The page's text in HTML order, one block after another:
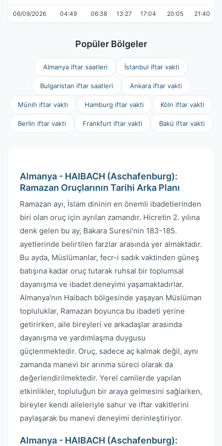
06/09/2026 04:49 06:38 13:27 17:04 20:05 21:40
Popüler Bölgeler
Almanya iftar saatleri İstanbul iftar vakti
Bulgaristan iftar saatleri Ankara iftar vakti
Münih iftar vakti Hamburg iftar vakti Köln iftar vakti
Berlin iftar vakti Frankfurt iftar vakti Bakü iftar vakti
Almanya - HAIBACH (Aschafenburg):
Ramazan Oruçlarının Tarihi Arka Planı
Ramazan ayı, İslam dininin en önemli ibadetlerinden
biri olan oruç için ayrılan zamandır. Hicretin 2. yılına
denk gelen bu ay, Bakara Suresi'nin 183-185.
ayetlerinde belirtilen farzlar arasında yer almaktadır.
Bu ayda, Müslümanlar, fecr-i sadık vaktinden güneş
batışına kadar oruç tutarak ruhsal bir toplumsal
dayanışma ve ibadet deneyimi yaşamaktadırlar.
Almanya'nın Haibach bölgesinde yaşayan Müslüman
topluluklar, Ramazan boyunca bu ibadeti yerine
getirirken, aile bireyleri ve arkadaşlar arasında
dayanışma ve yardımlaşma duygusu
güçlenmektedir. Oruç, sadece aç kalmak değil, aynı
zamanda manevi bir arınma süreci olarak da
değerlendirilmektedir. Yerel camilerde yapılan
etkinlikler, topluluğun bir araya gelmesini sağlarken,
bireyler kendi aileleriyle sahur ve iftar vakitlerini
paylaşarak bu manevi deneyimi derinleştiriyor.
Almanya - HAIBACH (Aschafenburg):